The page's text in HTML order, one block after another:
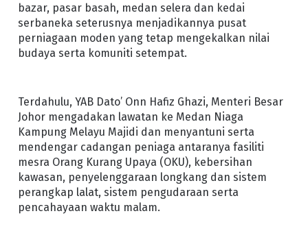
bazar, pasar basah, medan selera dan kedai
serbaneka seterusnya menjadikannya pusat
perniagaan moden yang tetap mengekalkan nilai
budaya serta komuniti setempat.
Terdahulu, YAB Dato’ Onn Hafiz Ghazi, Menteri Besar
Johor mengadakan lawatan ke Medan Niaga
Kampung Melayu Majidi dan menyantuni serta
mendengar cadangan peniaga antaranya fasiliti
mesra Orang Kurang Upaya (OKU), kebersihan
kawasan, penyelenggaraan longkang dan sistem
perangkap lalat, sistem pengudaraan serta
pencahayaan waktu malam.